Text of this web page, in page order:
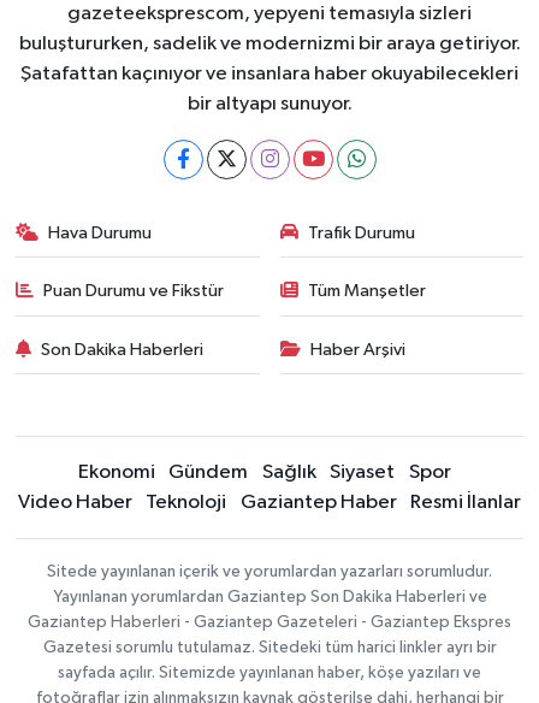
gazeteeksprescom, yepyeni temasıyla sizleri
buluştururken, sadelik ve modernizmi bir araya getiriyor.
Şatafattan kaçınıyor ve insanlara haber okuyabilecekleri
bir altyapı sunuyor.
Hava Durumu Trafik Durumu
Puan Durumu ve Fikstür Tüm Manşetler
Son Dakika Haberleri Haber Arşivi
Ekonomi Gündem Sağlık Siyaset
Spor
Video Haber
Teknoloji Gaziantep Haber Resmi İlanlar
Sitede yayınlanan içerik ve yorumlardan yazarları sorumludur.
Yayınlanan yorumlardan Gaziantep Son Dakika Haberleri ve
Gaziantep Haberleri - Gaziantep Gazeteleri - Gaziantep Ekspres
Gazetesi sorumlu tutulamaz. Sitedeki tüm harici linkler ayrı bir
sayfada açılır. Sitemizde yayınlanan haber, köşe yazıları ve
fotoğraflar izin alınmaksızın kaynak gösterilse dahi, herhangi bir